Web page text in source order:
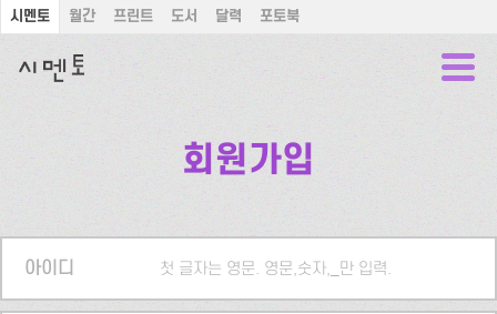
시멘토 월간 프린트 도서 달력 포토북
회원가입
아이디 첫 글자는 영문. 영문,숫자,_만 입력.